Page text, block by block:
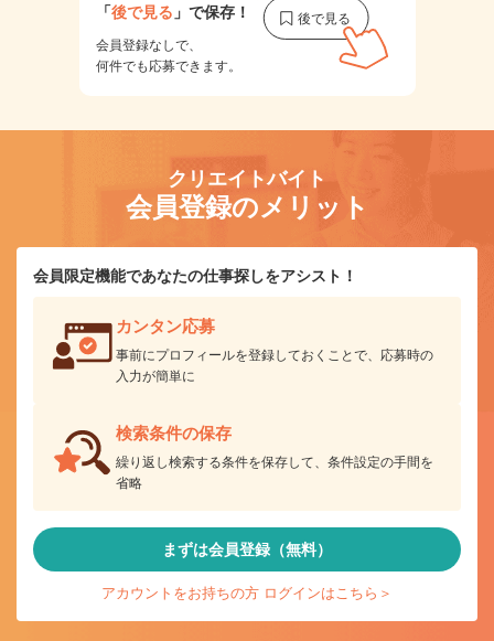
「後で見る 」で保存！
会員登録なしで、
何件でも応募できます。
クリエイトバイト
会員登録のメリット
会員限定機能であなたの仕事探しをアシスト！
カンタン応募
事前にプロフィールを登録しておくことで、応募時の
入力が簡単に
検索条件の保存
繰り返し検索する条件を保存して、条件設定の手間を
省略
まずは会員登録（無料）
アカウントをお持ちの方 ログインはこちら＞